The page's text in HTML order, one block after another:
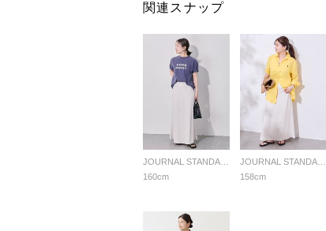
関連スナップ
160cm
158cm